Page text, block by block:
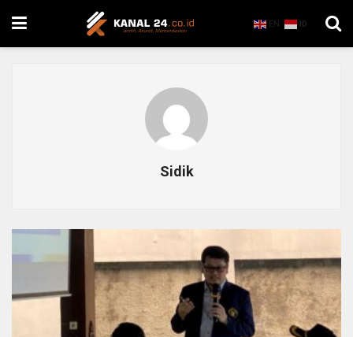
EN ID
Sidik